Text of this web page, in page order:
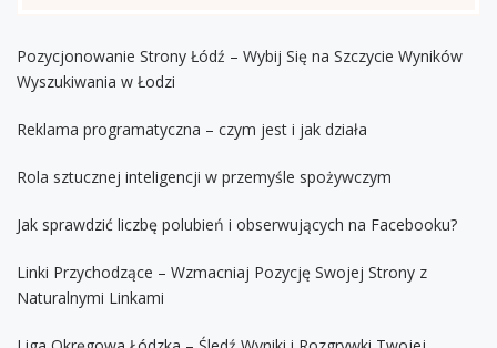
Pozycjonowanie Strony Łódź – Wybij Się na Szczycie Wyników
Wyszukiwania w Łodzi
Reklama programatyczna – czym jest i jak działa
Rola sztucznej inteligencji w przemyśle spożywczym
Jak sprawdzić liczbę polubień i obserwujących na Facebooku?
Linki Przychodzące – Wzmacniaj Pozycję Swojej Strony z
Naturalnymi Linkami